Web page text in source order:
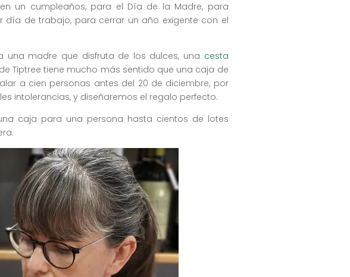
un cumpleaños, para el Día de la Madre, para
de trabajo, para cerrar un año exigente con el
madre que disfruta de los dulces, una cesta
Tiptree tiene mucho más sentido que una caja de
a cien personas antes del 20 de diciembre, por
intolerancias, y diseñaremos el regalo perfecto.
caja para una persona hasta cientos de lotes